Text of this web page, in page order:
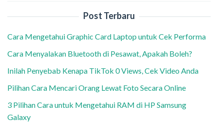
Post Terbaru
Cara Mengetahui Graphic Card Laptop untuk Cek Performa
Cara Menyalakan Bluetooth di Pesawat, Apakah Boleh?
Inilah Penyebab Kenapa TikTok 0 Views, Cek Video Anda
Pilihan Cara Mencari Orang Lewat Foto Secara Online
3 Pilihan Cara untuk Mengetahui RAM di HP Samsung
Galaxy